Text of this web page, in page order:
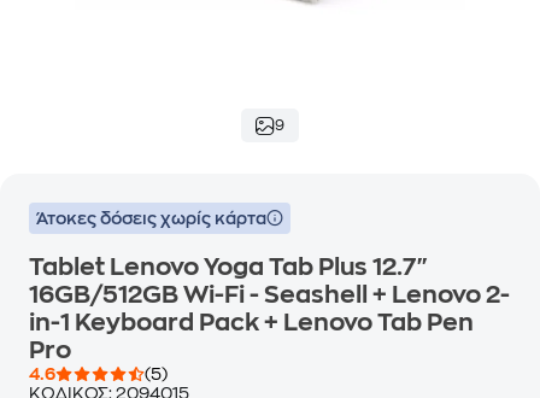
9
Άτοκες δόσεις χωρίς κάρτα
Tablet Lenovo Yoga Tab Plus 12.7"
16GB/512GB Wi-Fi - Seashell + Lenovo 2-
in-1 Keyboard Pack + Lenovo Tab Pen
Pro
4.6
(5)
ΚΩΔΙΚΟΣ: 2094015